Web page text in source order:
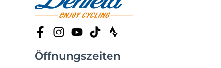
Öffnungszeiten